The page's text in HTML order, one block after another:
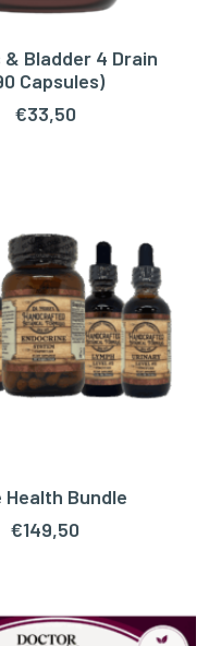
AAN WINKELWAGEN
& Bladder 4 Drain
Capsules)
€33,50
Health Bundle
€149,50